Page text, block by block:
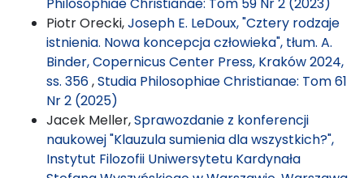
Piotr Orecki,Joseph E. LeDoux, "Cztery rodzaje
istnienia. Nowa koncepcja człowieka", tłum. A.
Binder, Copernicus Center Press, Kraków 2024,
ss. 356,Studia Philosophiae Christianae: Tom 61
Nr 2 (2025)
Jacek Meller,Sprawozdanie z konferencji
naukowej "Klauzula sumienia dla wszystkich?",
Instytut Filozofii Uniwersytetu Kardynała